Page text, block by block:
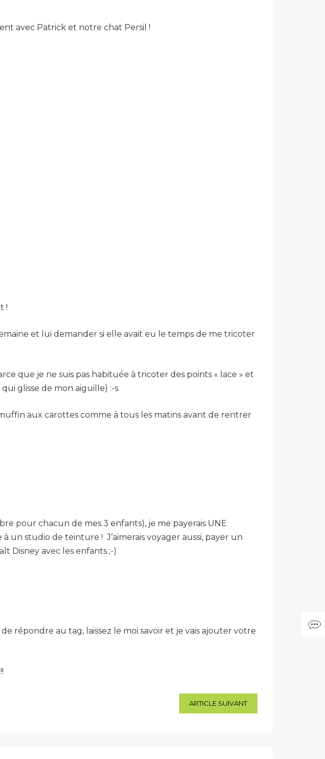
avec Patrick et notre chat Persil !
!
et lui demander si elle avait eu le temps de me tricoter
que je ne suis pas habituée à tricoter des points « lace » et
glisse de mon aiguille) :-s
aux carottes comme à tous les matins avant de rentrer
pour chacun de mes 3 enfants), je me payerais UNE
à un studio de teinture ! J’aimerais voyager aussi, payer un
Disney avec les enfants ;-)
répondre au tag, laissez le moi savoir et je vais ajouter votre
ARTICLE SUIVANT